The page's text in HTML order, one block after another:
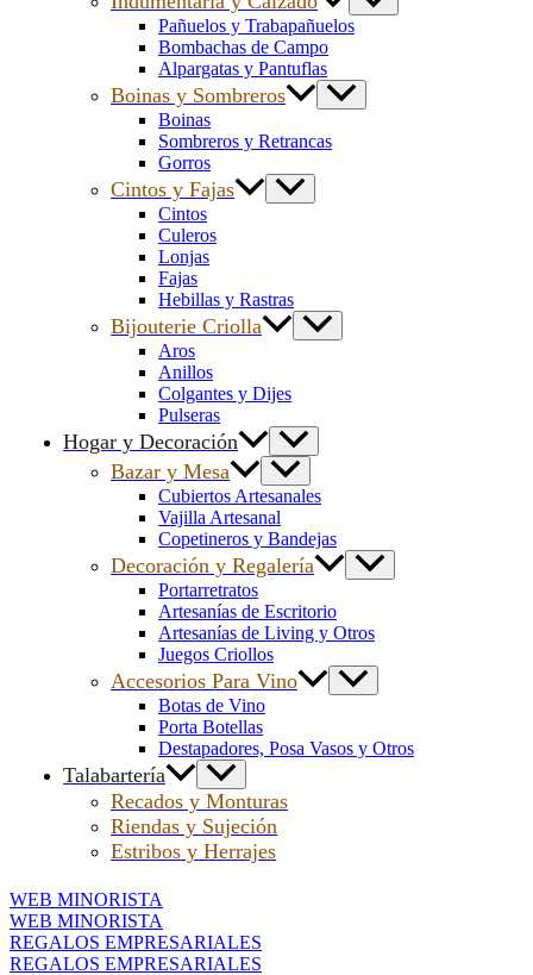
Pañuelos y Trabapañuelos
Bombachas de Campo
Alpargatas y Pantuflas
Boinas y Sombreros
Boinas
Sombreros y Retrancas
Gorros
Cintos y Fajas
Cintos
Culeros
Lonjas
Fajas
Hebillas y Rastras
Bijouterie Criolla
Aros
Anillos
Colgantes y Dijes
Pulseras
Hogar y Decoración
Bazar y Mesa
Cubiertos Artesanales
Vajilla Artesanal
Copetineros y Bandejas
Decoración y Regalería
Portarretratos
Artesanías de Escritorio
Artesanías de Living y Otros
Juegos Criollos
Accesorios Para Vino
Botas de Vino
Porta Botellas
Destapadores, Posa Vasos y Otros
Talabartería
Recados y Monturas
Riendas y Sujeción
Estribos y Herrajes
WEB MINORISTA
WEB MINORISTA
REGALOS EMPRESARIALES
REGALOS EMPRESARIALES